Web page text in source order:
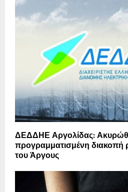
ΔΕΔΔΗΕ Αργολίδας:
προγραμματισμένη διακοπή
του Άργους